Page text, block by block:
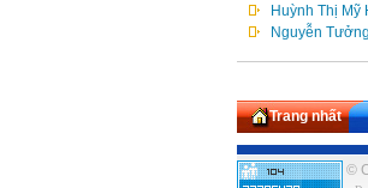
Huỳnh Thị Mỹ
Nguyễn Tưởng
Trang nhất
©